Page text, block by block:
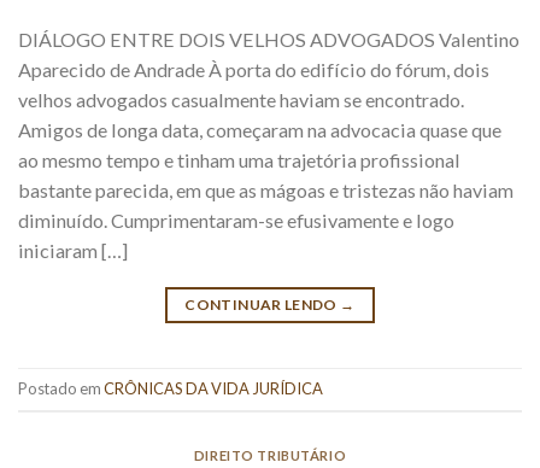
DIÁLOGO ENTRE DOIS VELHOS ADVOGADOS Valentino
Aparecido de Andrade À porta do edifício do fórum, dois
velhos advogados casualmente haviam se encontrado.
Amigos de longa data, começaram na advocacia quase que
ao mesmo tempo e tinham uma trajetória profissional
bastante parecida, em que as mágoas e tristezas não haviam
diminuído. Cumprimentaram-se efusivamente e logo
iniciaram […]
CONTINUAR LENDO →
Postado emCRÔNICAS DA VIDA JURÍDICA
DIREITO TRIBUTÁRIO